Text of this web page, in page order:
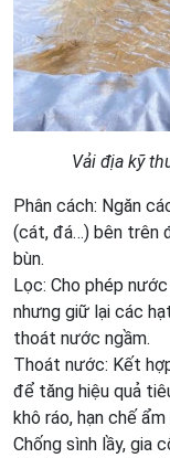
Vải địa kỹ
Phân cách: Ngăn
(cát, đá…) bên trên
bùn.
Lọc: Cho phép
nhưng giữ lại các
thoát nước ngầm.
Thoát nước: Kết
để tăng hiệu quả
khô ráo, hạn chế ẩm
Chống sình lầy, gia